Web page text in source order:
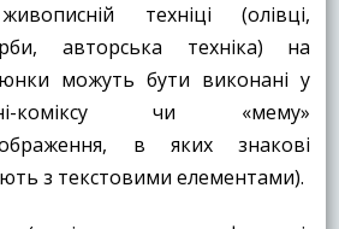
техніці (олівці,
авторська техніка) на
можуть бути виконані у
коміксу чи «мему»
в яких знакові
з текстовими елементами).